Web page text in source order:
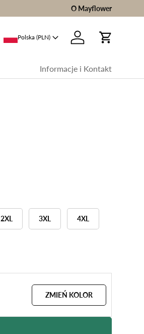
O Mayflower
Polska (PLN)
Zaloguj sieWóz
Informacje i Kontakt
2XL 3XL 4XL
ZMIEŃ KOLOR